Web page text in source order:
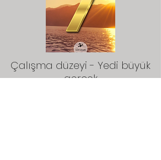
Çalışma düzeyi - Yedi büyük
gerçek